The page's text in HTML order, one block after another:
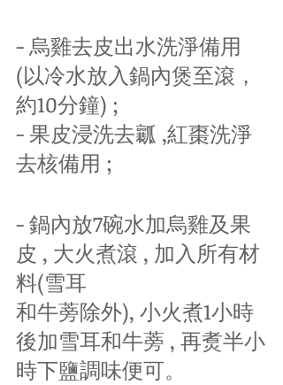
- 烏雞去皮出水洗淨備用
(以冷水放入鍋內煲至滾，
約10分鐘) ;
- 果皮浸洗去瓤 ,紅棗洗淨
去核備用 ;
- 鍋內放7碗水加烏雞及果
皮 , 大火煮滾 , 加入所有材
料(雪耳
和牛蒡除外), 小火煮1小時
後加雪耳和牛蒡 , 再煑半小
時下鹽調味便可。